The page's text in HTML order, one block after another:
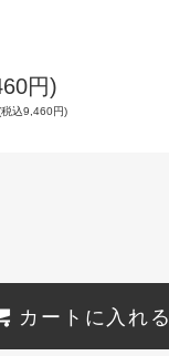
円)
込9,460円)
カートに入れる